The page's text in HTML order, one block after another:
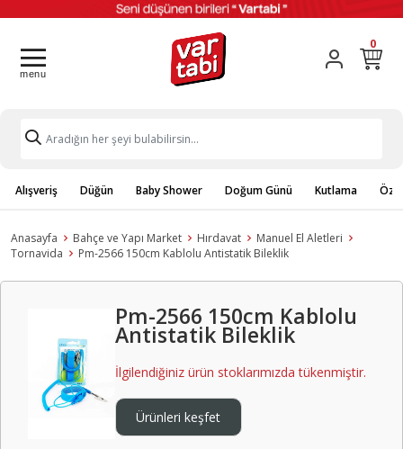
0
Alışveriş Düğün Baby Shower Doğum Günü Kutlama
Anasayfa Bahçe ve Yapı Market Hırdavat
Manuel El Aletleri
Tornavida
Pm-2566 150cm Kablolu Antistatik Bileklik
Pm-2566 150cm Kablolu
Antistatik Bileklik
İlgilendiğiniz ürün stoklarımızda tükenmiştir.
Ürünleri keşfet